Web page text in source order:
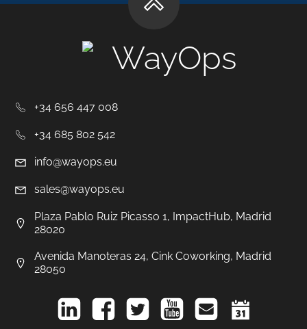
WayOps
+34 656 447 008
+34 685 802 542
info@wayops.eu
sales@wayops.eu
Plaza Pablo Ruiz Picasso 1, ImpactHub, Madrid
28020
Avenida Manoteras 24, Cink Coworking, Madrid
28050